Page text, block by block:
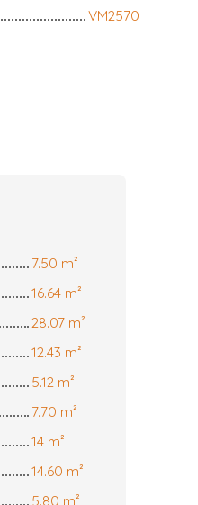
VM2570
7.50 m²
16.64 m²
28.07 m²
12.43 m²
5.12 m²
7.70 m²
14 m²
14.60 m²
5.80 m²